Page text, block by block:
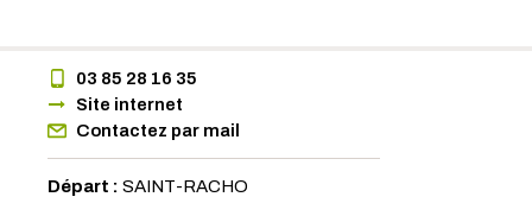
03 85 28 16 35
Site internet
Contactez par mail
Départ : SAINT-RACHO